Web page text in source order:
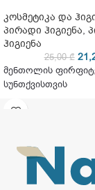
კოსმეტიკა და
პირადი ჰიგიენა,
ჰიგიენა
25,00₾
მენთოლის
სუნთქვისთვის